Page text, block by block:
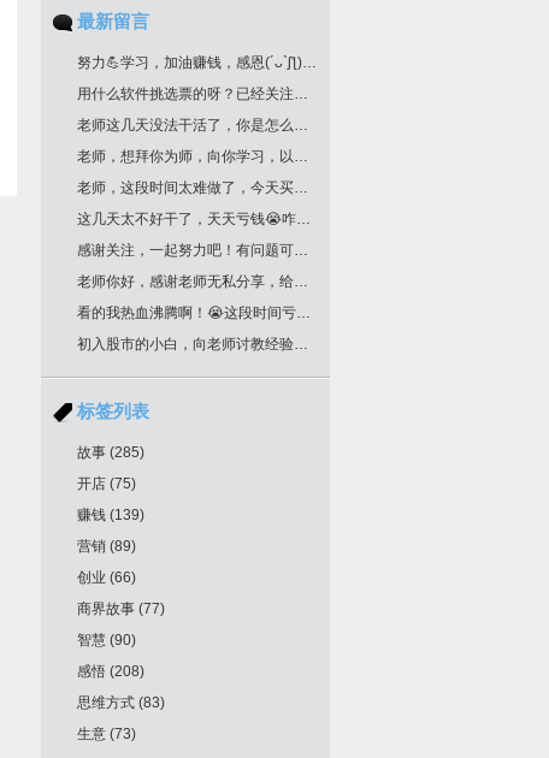
最新留言
努力💪学习，加油赚钱，感恩(´ᴗ`ʃƪ)老师分享干货
用什么软件挑选票的呀？已经关注您很久了！
老师这几天没法干活了，你是怎么挑选票票的？
老师，想拜你为师，向你学习，以邮箱联系你了，请回复为盼。
老师，这段时间太难做了，今天买明天跌，老师文中作业，是不是最后一根k线是卖点，前一根k线是买点？不知道对不对？请多多指教！
这几天太不好干了，天天亏钱😭咋办老师
感谢关注，一起努力吧！有问题可以留言
老师你好，感谢老师无私分享，给你邮箱留言了哈，我要学习交易技术课程！一定给我回复哈
看的我热血沸腾啊！😭这段时间亏惨了
初入股市的小白，向老师讨教经验！收藏了
标签列表
故事 (285)
开店 (75)
赚钱 (139)
营销 (89)
创业 (66)
商界故事 (77)
智慧 (90)
感悟 (208)
思维方式 (83)
生意 (73)